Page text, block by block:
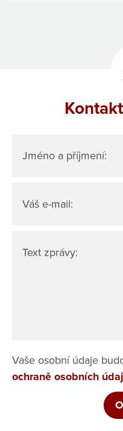
Jméno a příjmení:
Váš e-mail:
Text zprávy:
Vaše osobní údaje
ochraně osobních